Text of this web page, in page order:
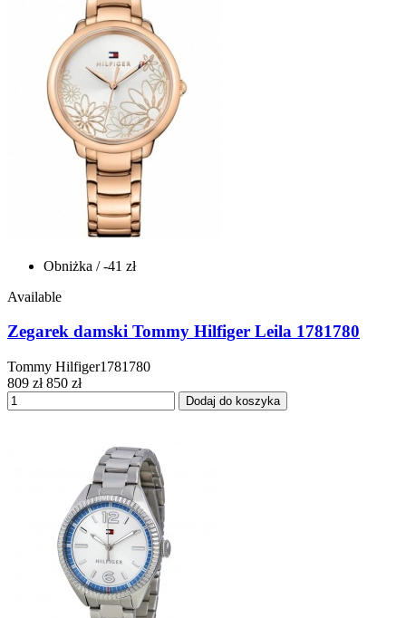
Obniżka / -41 zł
Available
Zegarek damski Tommy Hilfiger Leila 1781780
Tommy Hilfiger1781780
809 zł 850 zł
Dodaj do koszyka